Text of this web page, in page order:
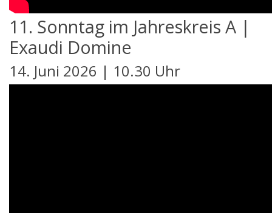
11. Sonntag im Jahreskreis A |
Exaudi Domine
14. Juni 2026 | 10.30 Uhr